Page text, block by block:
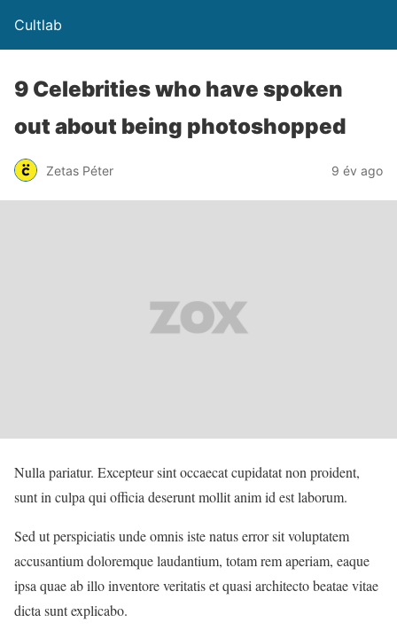
Cultlab
9 Celebrities who have spoken
out about being photoshopped
Zetas Péter 9 év ago
Nulla pariatur. Excepteur sint occaecat cupidatat non proident,
sunt in culpa qui officia deserunt mollit anim id est laborum.
Sed ut perspiciatis unde omnis iste natus error sit voluptatem
accusantium doloremque laudantium, totam rem aperiam, eaque
ipsa quae ab illo inventore veritatis et quasi architecto beatae vitae
dicta sunt explicabo.